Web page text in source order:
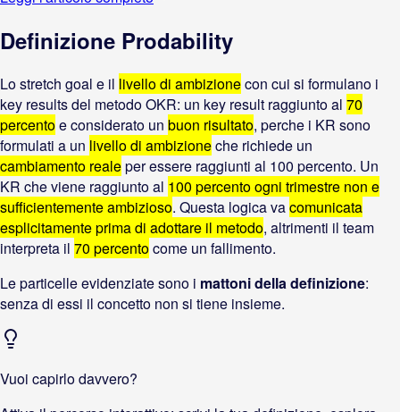
Definizione Prodability
Lo stretch goal e il livello di ambizionecon cui si formulano i
key results del metodo OKR: un key result raggiunto al 70
percentoe considerato un buon risultato, perche i KR sono
formulati a un livello di ambizioneche richiede un
cambiamento realeper essere raggiunti al 100 percento. Un
KR che viene raggiunto al 100 percento ogni trimestre non e
sufficientemente ambizioso. Questa logica vacomunicata
esplicitamente prima di adottare il metodo, altrimenti il team
interpreta il 70 percentocome un fallimento.
Le particelle evidenziate sono i mattoni della definizione:
senza di essi il concetto non si tiene insieme.
Vuoi capirlo davvero?